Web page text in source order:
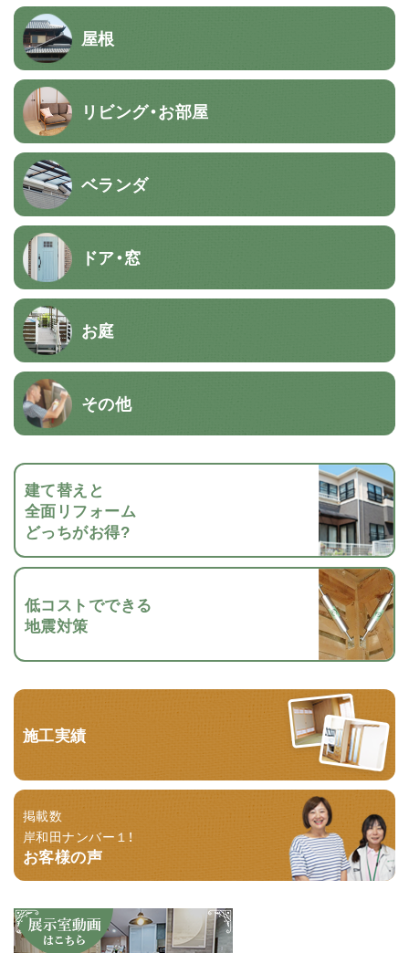
屋根
リビング・お部屋
ベランダ
ドア・窓
お庭
その他
建て替えと
全面リフォーム
どっちがお得?
低コストでできる
地震対策
施工実績
掲載数
岸和田ナンバー１！
お客様の声